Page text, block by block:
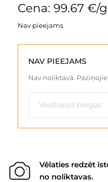
Cena: 99.67 €/
Nav pieejams
NAV PIEEJAMS
Nav noliktavā.
Vēlaties redzēt
no noliktavas.